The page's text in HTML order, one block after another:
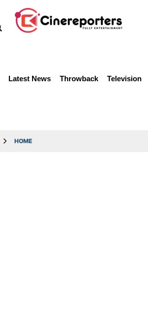
Latest News Throwback Television
HOME